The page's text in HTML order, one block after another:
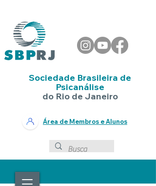
Sociedade Brasileira de
Psicanálise
do Rio de Janeiro
Área de Membros e Alunos